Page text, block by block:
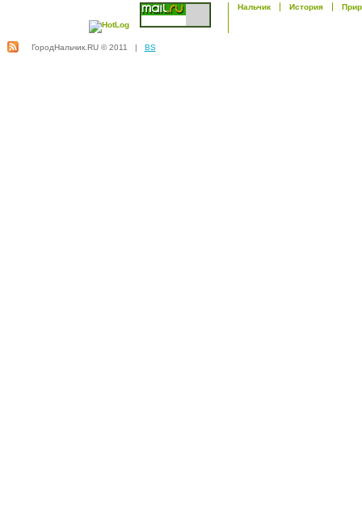
Нальчик История
ГородНальчик.RU © 2011 | BS